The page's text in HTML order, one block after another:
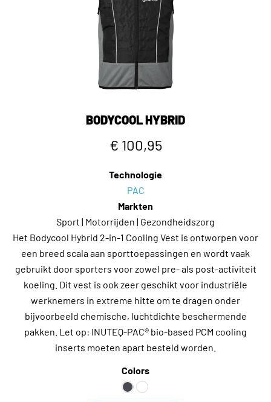
BODYCOOL HYBRID
€ 100,95
Technologie
PAC
Markten
Sport | Motorrijden | Gezondheidszorg
Het Bodycool Hybrid 2-in-1 Cooling Vest is ontworpen voor
een breed scala aan sporttoepassingen en wordt vaak
gebruikt door sporters voor zowel pre- als post-activiteit
koeling. Dit vest is ook zeer geschikt voor industriële
werknemers in extreme hitte om te dragen onder
bijvoorbeeld chemische, luchtdichte beschermende
pakken. Let op: INUTEQ-PAC® bio-based PCM cooling
inserts moeten apart besteld worden.
Colors